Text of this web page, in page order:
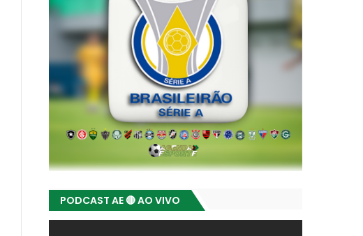
PODCAST AE 🔴 AO VIVO